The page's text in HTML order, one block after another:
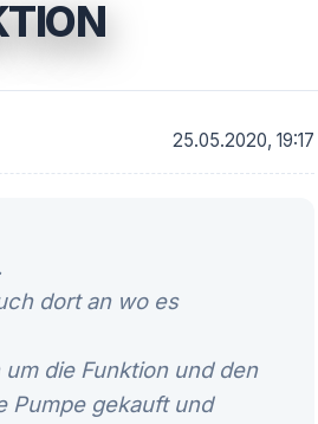
25.05.2020, 19:17
dort an wo es
die Funktion und den
Pumpe gekauft und